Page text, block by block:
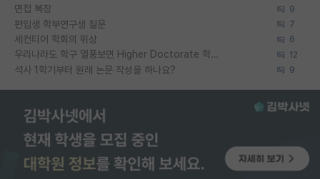
면접 복장 9
편입생 학부연구생 질문 7
세컨티어 학회의 위상 6
우리나라도 학구 열풍보면 Higher Doctorate 학위가 필요하다고 봅니다. 12
석사 1학기부터 원래 논문 작성을 하나요? 9